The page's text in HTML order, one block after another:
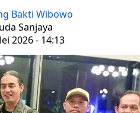
Bakti Wibowo
Sanjaya
2026 - 14:13